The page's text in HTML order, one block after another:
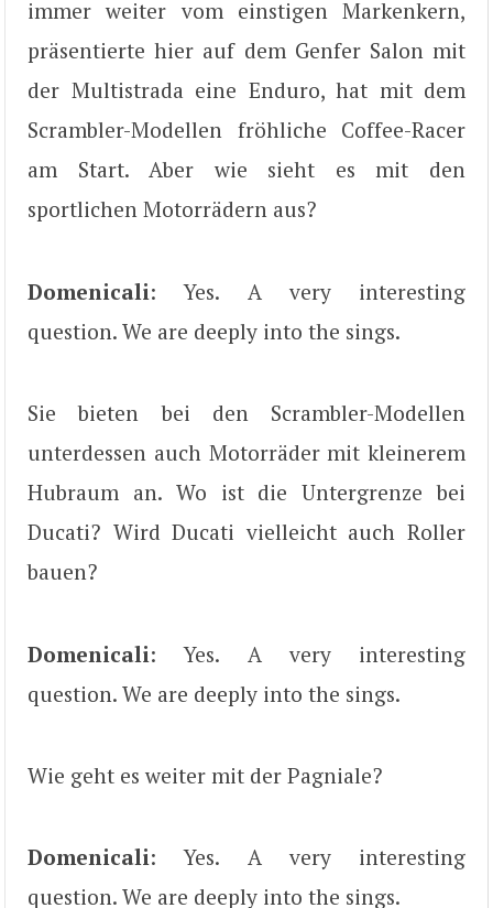
immer weiter vom einstigen Markenkern,
präsentierte hier auf dem Genfer Salon mit
der Multistrada eine Enduro, hat mit dem
Scrambler-Modellen fröhliche Coffee-Racer
am Start. Aber wie sieht es mit den
sportlichen Motorrädern aus?
Domenicali: Yes. A very interesting
question. We are deeply into the sings.
Sie bieten bei den Scrambler-Modellen
unterdessen auch Motorräder mit kleinerem
Hubraum an. Wo ist die Untergrenze bei
Ducati? Wird Ducati vielleicht auch Roller
bauen?
Domenicali: Yes. A very interesting
question. We are deeply into the sings.
Wie geht es weiter mit der Pagniale?
Domenicali: Yes. A very interesting
question. We are deeply into the sings.